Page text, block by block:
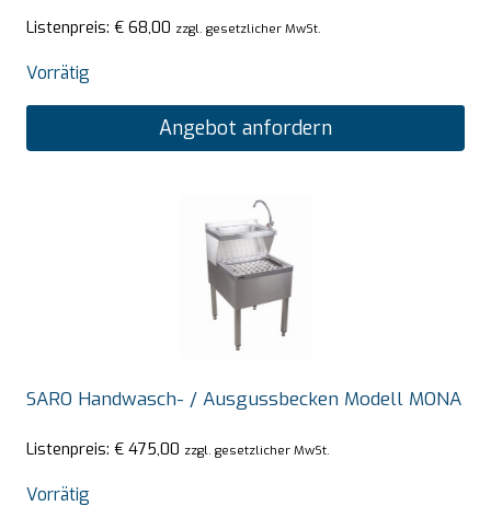
Listenpreis: € 68,00 zzgl. gesetzlicher MwSt.
Vorrätig
Angebot anfordern
SARO Handwasch- / Ausgussbecken Modell MONA
Listenpreis: € 475,00 zzgl. gesetzlicher MwSt.
Vorrätig